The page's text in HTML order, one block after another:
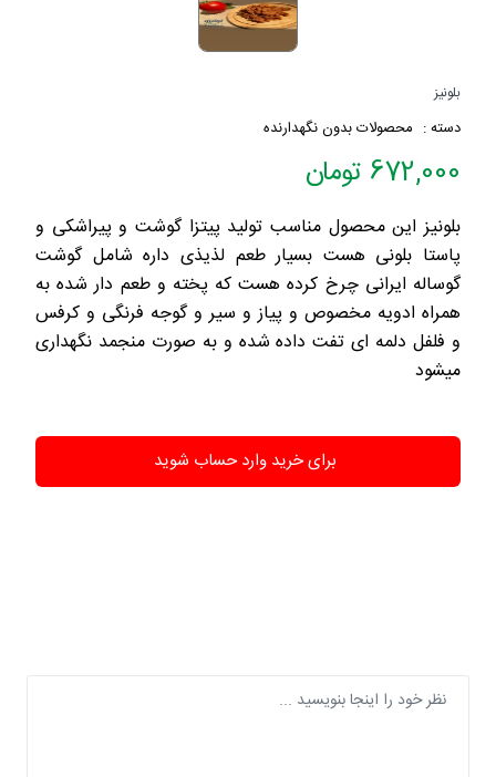
بلونیز
دسته : محصولات بدون نگهدارنده
672,000 تومان
بلونیز این محصول مناسب تولید پیتزا گوشت و پیراشکی و
پاستا بلونی هست بسیار طعم لذیذی داره شامل گوشت
گوساله ایرانی چرخ کرده هست که پخته و طعم دار شده به
همراه ادویه مخصوص و پیاز و سیر و گوجه فرنگی و کرفس
و فلفل دلمه ای تفت داده شده و به صورت منجمد نگهداری
میشود
برای خرید وارد حساب شوید